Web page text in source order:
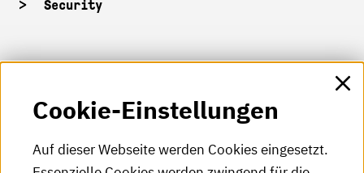
Security
HKA-Shop
HKA-Videos
HKA-Podcast
Cookie-Einstellungen
Auf dieser Webseite werden Cookies eingesetzt.